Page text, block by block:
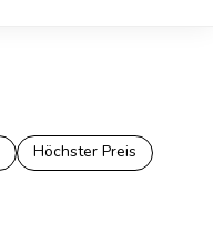
Höchster Preis